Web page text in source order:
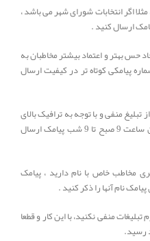
اگر انتخابات شورای شهر می باشد ،
ارسال کنید .
حس بهتر و اعتماد بیشتر مخاطبان به
پیامکی کوتاه تر در کیفیت ارسال
منفی و با توجه به ترافیک بالای
ارسال در ایام انتخابات بهتر است که بین ساعت 9 صبح تا 9 شب پیامک ارسال
خاص با نام دارید ، پیامک
نام آنها را ذکر کنید .
منفی نکنید، با این کار و قطعا